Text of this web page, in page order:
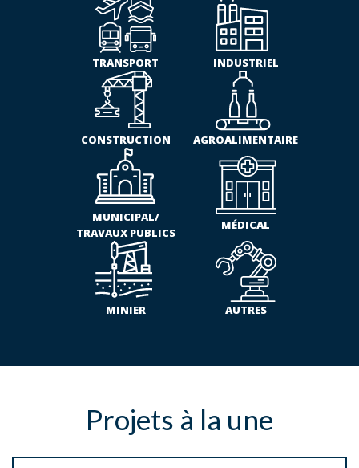
TRANSPORT INDUSTRIEL
CONSTRUCTION AGROALIMENTAIRE
MUNICIPAL/
TRAVAUX PUBLICS
MÉDICAL
MINIER AUTRES
Projets à la une